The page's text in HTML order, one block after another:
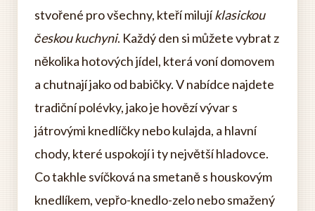
stvořené pro všechny, kteří milujíklasickou
českou kuchyni. Každý den si můžete vybrat z
několika hotových jídel, která voní domovem
a chutnají jako od babičky. V nabídce najdete
tradiční polévky, jako je hovězí vývar s
játrovými knedlíčky nebo kulajda, a hlavní
chody, které uspokojí i ty největší hladovce.
Co takhle svíčková na smetaně s houskovým
knedlíkem, vepřo-knedlo-zelo nebo smažený